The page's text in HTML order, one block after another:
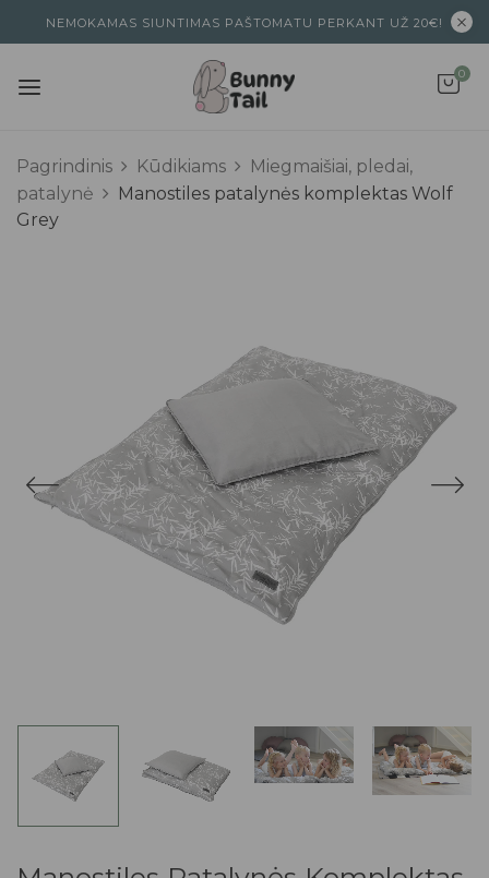
NEMOKAMAS SIUNTIMAS PAŠTOMATU PERKANT UŽ 20€!
0
Pagrindinis Kūdikiams
Miegmaišiai, pledai,
patalynė
Manostiles patalynės komplektas Wolf
Grey